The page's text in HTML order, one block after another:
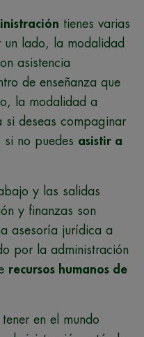
tienes varias
un lado, la modalidad
asistencia
de enseñanza que
la modalidad a
si deseas compaginar
no puedes asistir a
y las salidas
y finanzas son
asesoría jurídica a
por la administración
recursos humanos de
en el mundo